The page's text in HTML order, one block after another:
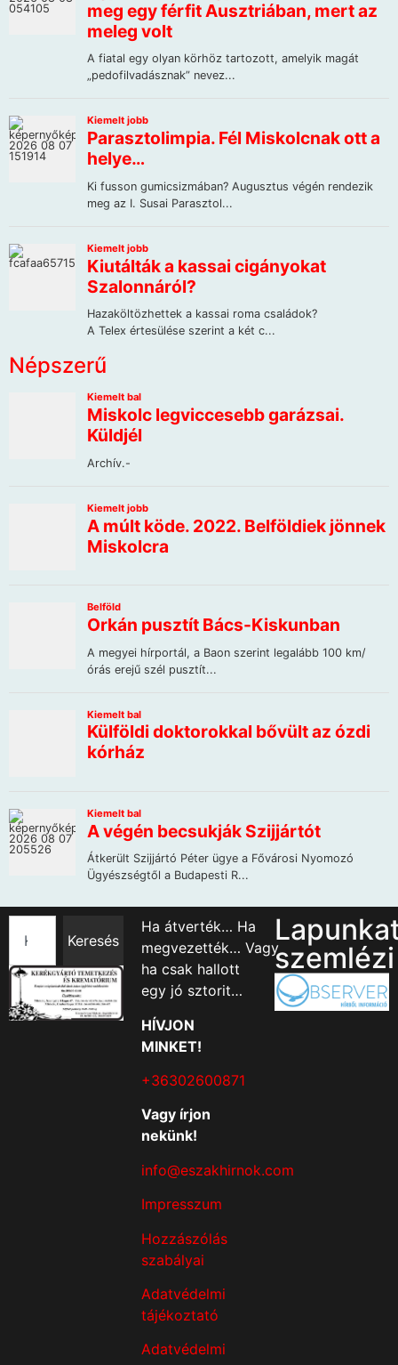
Népszerű
Keresés
Ha átverték… Ha
megvezették… Vagy
ha csak hallott
egy jó sztorit…
HÍVJON
MINKET!
+36302600871
Vagy írjon
nekünk!
info@eszakhirnok.com
Impresszum
Hozzászólás
szabályai
Adatvédelmi
tájékoztató
Adatvédelmi
szemlézi